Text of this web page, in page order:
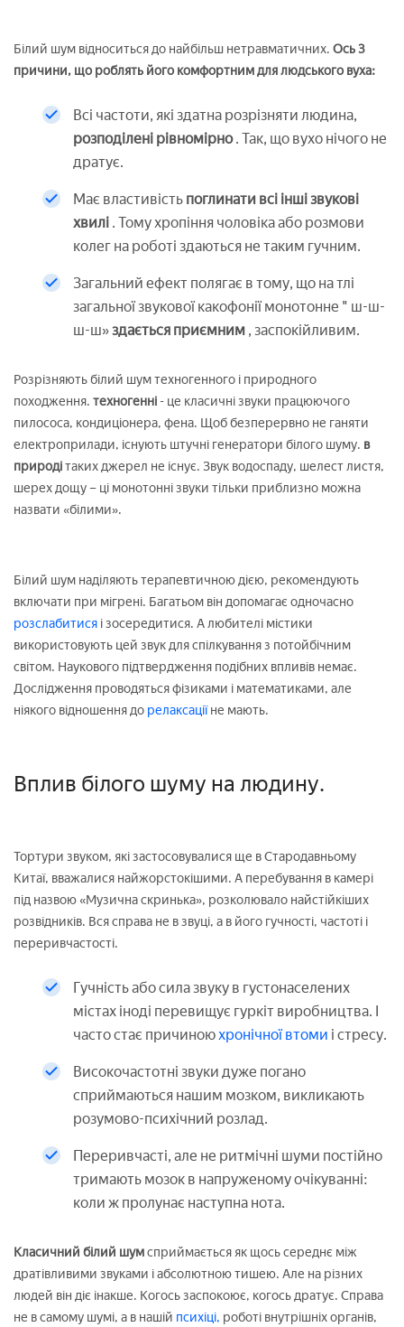
Білий шум відноситься до найбільш нетравматичних. Ось 3
причини, що роблять його комфортним для людського вуха:
Всі частоти, які здатна розрізняти людина,
розподілені рівномірно. Так, що вухо нічого не
дратує.
Має властивість поглинати всі інші звукові
хвилі . Тому хропіння чоловіка або розмови
колег на роботі здаються не таким гучним.
Загальний ефект полягає в тому, що на тлі
загальної звукової какофонії монотонне " ш-ш-
ш-ш»здається приємним , заспокійливим.
Розрізняють білий шум техногенного і природного
походження. техногенні - це класичні звуки працюючого
пилососа, кондиціонера, фена. Щоб безперервно не ганяти
електроприлади, існують штучні генератори білого шуму. в
природітаких джерел не існує. Звук водоспаду, шелест листя,
шерех дощу – ці монотонні звуки тільки приблизно можна
назвати «білими».
Білий шум наділяють терапевтичною дією, рекомендують
включати при мігрені. Багатьом він допомагає одночасно
розслабитися і зосередитися. А любителі містики
використовують цей звук для спілкування з потойбічним
світом. Наукового підтвердження подібних впливів немає.
Дослідження проводяться фізиками і математиками, але
ніякого відношення до релаксаціїне мають.
Вплив білого шуму на людину.
Тортури звуком, які застосовувалися ще в Стародавньому
Китаї, вважалися найжорстокішими. А перебування в камері
під назвою «Музична скринька», розколювало найстійкіших
розвідників. Вся справа не в звуці, а в його гучності, частоті і
переривчастості.
Гучність або сила звуку в густонаселених
містах іноді перевищує гуркіт виробництва. І
часто стає причиноюхронічної втоми і стресу.
Високочастотні звуки дуже погано
сприймаються нашим мозком, викликають
розумово-психічний розлад.
Переривчасті, але не ритмічні шуми постійно
тримають мозок в напруженому очікуванні:
коли ж пролунає наступна нота.
Класичний білий шумсприймається як щось середнє між
дратівливими звуками і абсолютною тишею. Але на різних
людей він діє інакше. Когось заспокоює, когось дратує. Справа
не в самому шумі, а в нашій психіці, роботі внутрішніх органів,